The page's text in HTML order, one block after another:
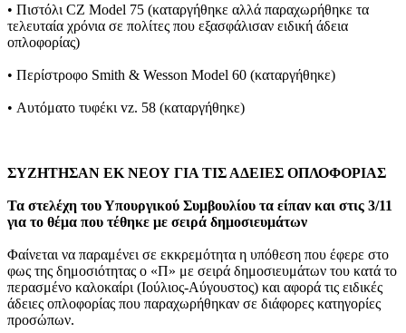
• Πιστόλι CZ Model 75 (καταργήθηκε αλλά παραχωρήθηκε τα
τελευταία χρόνια σε πολίτες που εξασφάλισαν ειδική άδεια
οπλοφορίας)
• Περίστροφο Smith & Wesson Model 60 (καταργήθηκε)
• Αυτόματο τυφέκι vz. 58 (καταργήθηκε)
ΣΥΖΗΤΗΣΑΝ ΕΚ ΝΕΟΥ ΓΙΑ ΤΙΣ ΑΔΕΙΕΣ ΟΠΛΟΦΟΡΙΑΣ
Τα στελέχη του Υπουργικού Συμβουλίου τα είπαν και στις 3/11
για το θέμα που τέθηκε με σειρά δημοσιευμάτων
Φαίνεται να παραμένει σε εκκρεμότητα η υπόθεση που έφερε στο
φως της δημοσιότητας ο «Π» με σειρά δημοσιευμάτων του κατά το
περασμένο καλοκαίρι (Ιούλιος-Αύγουστος) και αφορά τις ειδικές
άδειες οπλοφορίας που παραχωρήθηκαν σε διάφορες κατηγορίες
προσώπων.